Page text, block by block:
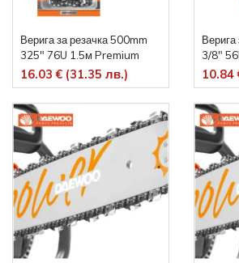
Верига за резачка 500mm
325" 76U 1.5м Premium
16.03 € (31.35 лв.)
Верига
3/8"
10.84